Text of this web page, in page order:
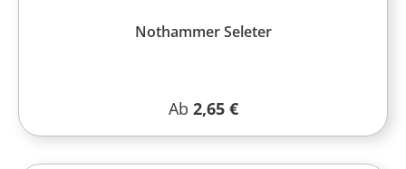
Nothammer Seleter
Regulärer Preis:
Ab 2,65 €